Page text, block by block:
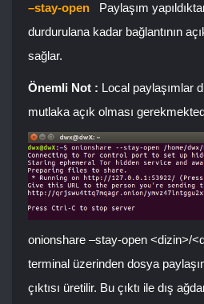
–stay-open
Paylaşım
durdurulana kadar bağlantının
sağlar.
Önemli Not : Local paylaşımlar
mutlaka açık olması
onionshare –stay-open <dizin>/
terminal üzerinden dosya
çıktısı üretilir. Bu çıktı ile dış